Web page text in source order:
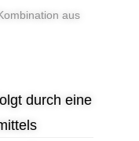
aus
durch eine